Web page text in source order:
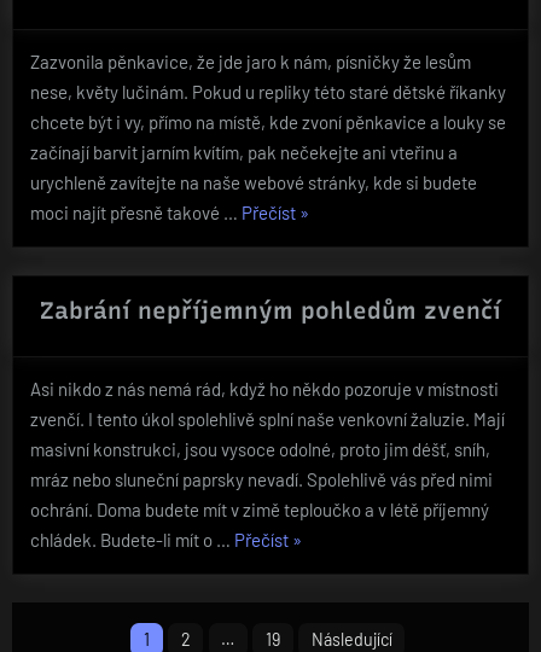
Zazvonila pěnkavice, že jde jaro k nám, písničky že lesům
nese, květy lučinám. Pokud u repliky této staré dětské říkanky
chcete být i vy, přímo na místě, kde zvoní pěnkavice a louky se
začínají barvit jarním kvítím, pak nečekejte ani vteřinu a
urychleně zavítejte na naše webové stránky, kde si budete
moci najít přesně takové … Přečíst„Pravdivá
říkanka“
»
Zabrání nepříjemným pohledům zvenčí
Asi nikdo z nás nemá rád, když ho někdo pozoruje v místnosti
zvenčí. I tento úkol spolehlivě splní naše venkovní žaluzie. Mají
masivní konstrukci, jsou vysoce odolné, proto jim déšť, sníh,
mráz nebo sluneční paprsky nevadí. Spolehlivě vás před nimi
ochrání. Doma budete mít v zimě teploučko a v létě příjemný
chládek. Budete-li mít o … Přečíst„Zabrání
zvenčí“
»
Stránkování
1 2 … 19 Následující